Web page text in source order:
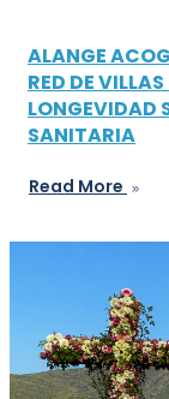
ALANGE
RED DE
LONGEVIDAD
SANITARIA
Read More